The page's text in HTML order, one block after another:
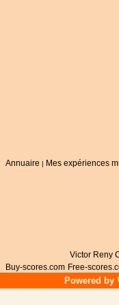
Annuaire | Mes expériences
Victor Reny
Buy-scores.com Free-
Powered by